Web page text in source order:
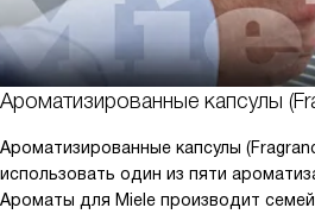
Ароматизированные капсулы
Ароматизированные капсулы
использовать один из пяти
Ароматы для Miele производит